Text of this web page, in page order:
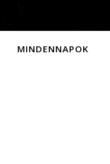
MINDENNAPOK